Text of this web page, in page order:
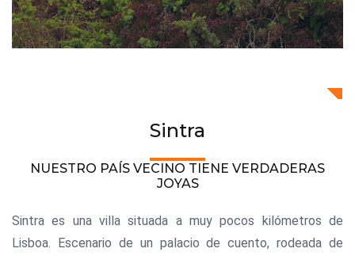
Sintra
NUESTRO PAÍS VECINO TIENE VERDADERAS
JOYAS
Sintra es una villa situada a muy pocos kilómetros de
Lisboa. Escenario de un palacio de cuento, rodeada de